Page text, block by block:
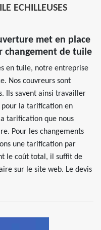
ECHILLEUSES
met en place
de tuile
en tuile, notre entreprise
Nos couvreurs sont
Ils savent ainsi travailler
la tarification en
tarification que nous
Pour les changements
une tarification par
le coût total, il suffit de
sur le site web. Le devis